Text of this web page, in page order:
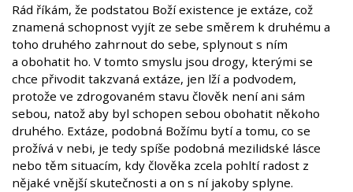
Rád říkám, že podstatou Boží existence je extáze, což
znamená schopnost vyjít ze sebe směrem k druhému a
toho druhého zahrnout do sebe, splynout s ním
a obohatit ho. V tomto smyslu jsou drogy, kterými se
chce přivodit takzvaná extáze, jen lží a podvodem,
protože ve zdrogovaném stavu člověk není ani sám
sebou, natož aby byl schopen sebou obohatit někoho
druhého. Extáze, podobná Božímu bytí a tomu, co se
prožívá v nebi, je tedy spíše podobná mezilidské lásce
nebo těm situacím, kdy člověka zcela pohltí radost z
nějaké vnější skutečnosti a on s ní jakoby splyne.